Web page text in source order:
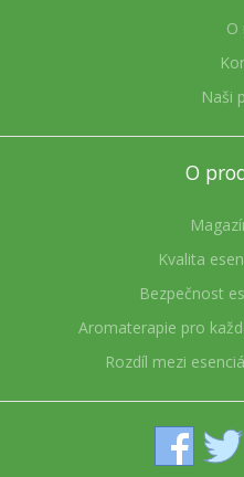
O
Naši
O
Kvalita
Bezpečnost
Aromaterapie pro
Rozdíl mezi